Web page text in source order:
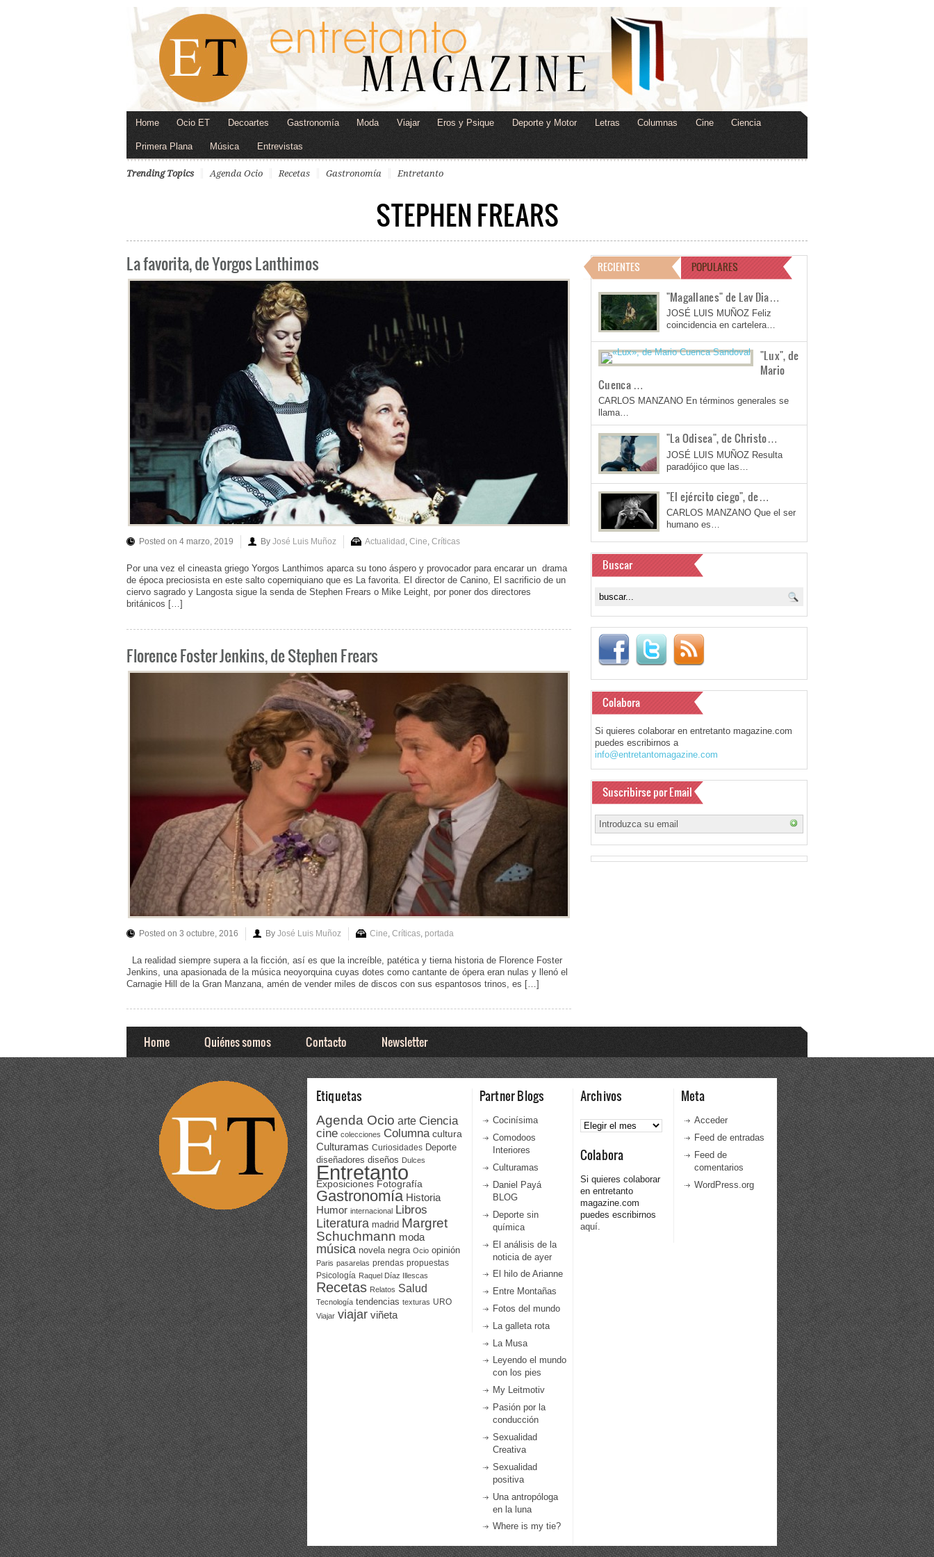
Home Ocio ET Decoartes Gastronomía Moda Viajar Eros y Psique Deporte y Motor Letras Columnas Cine Ciencia
Primera Plana Música Entrevistas
Trending Topics Agenda Ocio Recetas Gastronomía Entretanto
STEPHEN FREARS
La favorita, de Yorgos Lanthimos
Posted on 4 marzo, 2019 By José Luis Muñoz Actualidad Cine Críticas
Por una vez el cineasta griego Yorgos Lanthimos aparca su tono áspero y provocador para encarar un drama
de época preciosista en este salto coperniquiano que es La favorita. El director de Canino, El sacrificio de un
ciervo sagrado y Langosta sigue la senda de Stephen Frears o Mike Leight, por poner dos directores
británicos […]
Florence Foster Jenkins, de Stephen Frears
Posted on 3 octubre, 2016 By José Luis Muñoz Cine Críticas portada
La realidad siempre supera a la ficción, así es que la increíble, patética y tierna historia de Florence Foster
Jenkins, una apasionada de la música neoyorquina cuyas dotes como cantante de ópera eran nulas y llenó el
Carnagie Hill de la Gran Manzana, amén de vender miles de discos con sus espantosos trinos, es […]
RECIENTES POPULARES
"Magallanes" de Lav Dia…
JOSÉ LUIS MUÑOZ Feliz
coincidencia en cartelera…
"Lux", de
Mario
Cuenca …
CARLOS MANZANO En términos generales se
llama…
"La Odisea", de Christo…
JOSÉ LUIS MUÑOZ Resulta
paradójico que las…
"El ejército ciego", de…
CARLOS MANZANO Que el ser
humano es…
Buscar
Colabora
Si quieres colaborar en entretanto magazine.com
puedes escribirnos a
info@entretantomagazine.com
Suscribirse por Email
Home Quiénes somos Contacto Newsletter
Etiquetas
Agenda Ocio arte Ciencia
cine colecciones Columna cultura
Culturamas Curiosidades Deporte
diseñadores diseños Dulces
Entretanto
Exposiciones Fotografía
Gastronomía Historia
Humor internacional Libros
Literatura madrid Margret
Schuchmann moda
música novela negra Ocio opinión
Paris pasarelas prendas propuestas
Psicología Raquel Díaz Illescas
Recetas Relatos Salud
Tecnología tendencias texturas URO
Viajar viajar viñeta
Partner Blogs
Cocinísima
Comodoos
Interiores
Culturamas
Daniel Payá
BLOG
Deporte sin
química
El análisis de la
noticia de ayer
El hilo de Arianne
Entre Montañas
Fotos del mundo
La galleta rota
La Musa
Leyendo el mundo
con los pies
My Leitmotiv
Pasión por la
conducción
Sexualidad
Creativa
Sexualidad
positiva
Una antropóloga
en la luna
Where is my tie?
Archivos
Archivos
Colabora
Si quieres colaborar
en entretanto
magazine.com
puedes escribirnos
aquí.
Meta
Acceder
Feed de entradas
Feed de
comentarios
WordPress.org